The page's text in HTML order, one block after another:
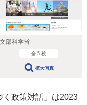
文部科学省
全 5 枚
拡大写真
政策対話」は2023